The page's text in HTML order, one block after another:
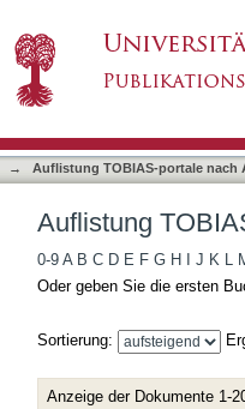
→ Auflistung TOBIAS-portale nach
Auflistung
0-9 A B C D E F G H J K L
Oder geben Sie die ersten
Sortierung:
Anzeige der Dokumente 1-